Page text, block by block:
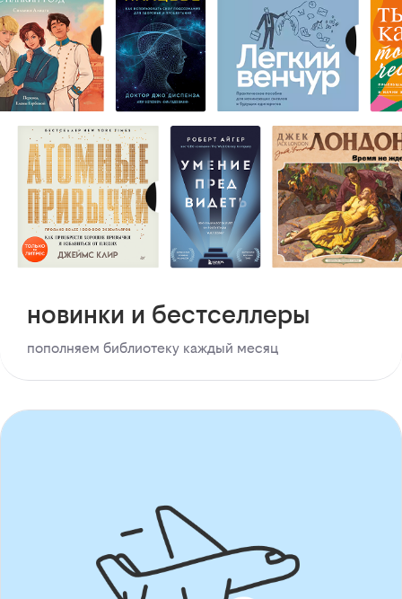
новинки и бестселлеры
пополняем библиотеку каждый месяц